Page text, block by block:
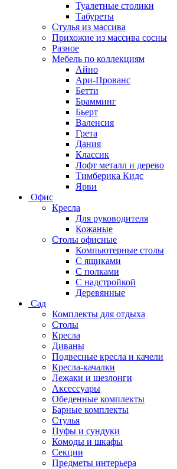
Туалетные столики
Табуреты
Стулья из массива
Прихожие из массива сосны
Разное
Мебель по коллекциям
Айно
Ари-Прованс
Бетти
Брамминг
Бьерт
Валенсия
Грета
Дания
Классик
Лофт металл и дерево
Тимберика Кидс
Ярви
Офис
Кресла
Для руководителя
Кожаные
Столы офисные
Компьютерные столы
С ящиками
С полками
С надстройкой
Деревянные
Сад
Комплекты для отдыха
Столы
Кресла
Диваны
Подвесные кресла и качели
Кресла-качалки
Лежаки и шезлонги
Аксессуары
Обеденные комплекты
Барные комплекты
Стулья
Пуфы и сундуки
Комоды и шкафы
Секции
Предметы интерьера